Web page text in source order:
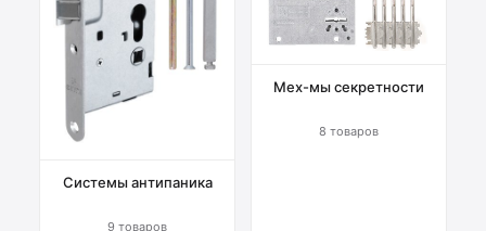
Системы антипаника
9 товаров
Мех-мы секретности
8 товаров